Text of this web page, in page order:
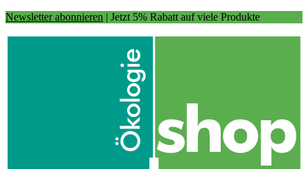
Newsletter abonnieren | Jetzt 5% Rabatt auf viele Produkte